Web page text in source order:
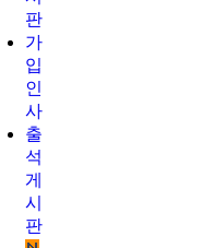
판
가
입
인
사
출
석
게
시
판